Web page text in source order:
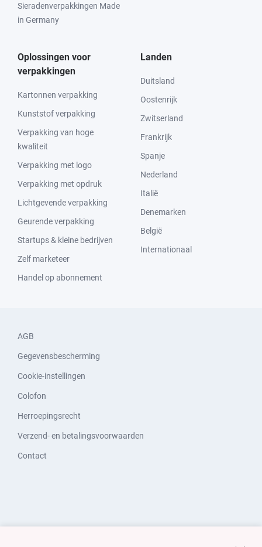
Sieradenverpakkingen Made
in Germany
Oplossingen voor
verpakkingen
Kartonnen verpakking
Kunststof verpakking
Verpakking van hoge
kwaliteit
Verpakking met logo
Verpakking met opdruk
Lichtgevende verpakking
Geurende verpakking
Startups & kleine bedrijven
Zelf marketeer
Handel op abonnement
Landen
Duitsland
Oostenrijk
Zwitserland
Frankrijk
Spanje
Nederland
Italië
Denemarken
België
Internationaal
AGB
Gegevensbescherming
Cookie-instellingen
Colofon
Herroepingsrecht
Verzend- en betalingsvoorwaarden
Contact